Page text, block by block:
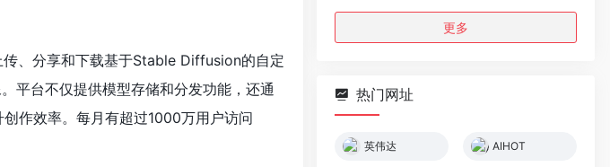
、分享和下载基于Stable Diffusion的自定
平台不仅提供模型存储和分发功能，还通
作效率。每月有超过1000万用户访问
更多
热门网址
英伟达 AIHOT